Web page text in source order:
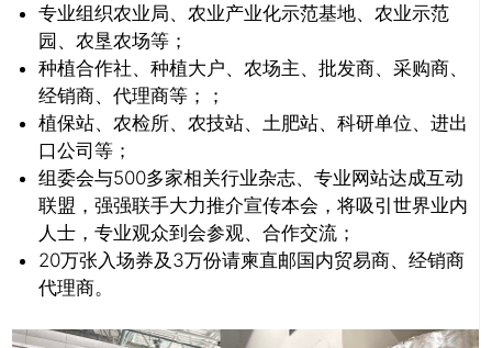
专业组织农业局、农业产业化示范基地、农业示范
园、农垦农场等；
种植合作社、种植大户、农场主、批发商、采购商、
经销商、代理商等；；
植保站、农检所、农技站、土肥站、科研单位、进出
口公司等；
组委会与500多家相关行业杂志、专业网站达成互动
联盟，强强联手大力推介宣传本会，将吸引世界业内
人士，专业观众到会参观、合作交流；
20万张入场券及3万份请柬直邮国内贸易商、经销商
代理商。